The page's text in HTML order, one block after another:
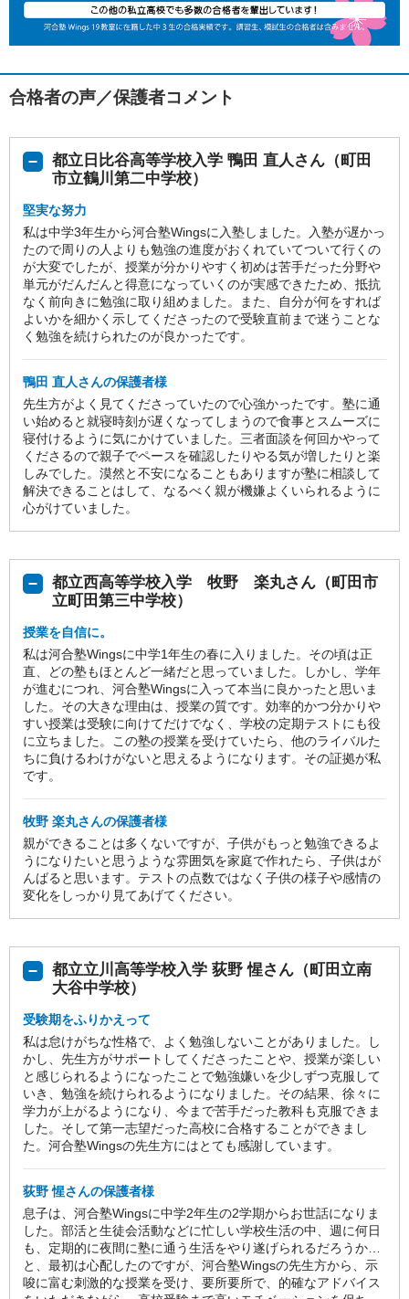
合格者の声／保護者コメント
都立日比谷高等学校入学 鴨田 直人さん（町田
市立鶴川第二中学校）
堅実な努力
私は中学3年生から河合塾Wingsに入塾しました。入塾が遅かっ
たので周りの人よりも勉強の進度がおくれていてついて行くの
が大変でしたが、授業が分かりやすく初めは苦手だった分野や
単元がだんだんと得意になっていくのが実感できたため、抵抗
なく前向きに勉強に取り組めました。また、自分が何をすれば
よいかを細かく示してくださったので受験直前まで迷うことな
く勉強を続けられたのが良かったです。
鴨田 直人さんの保護者様
先生方がよく見てくださっていたので心強かったです。塾に通
い始めると就寝時刻が遅くなってしまうので食事とスムーズに
寝付けるように気にかけていました。三者面談を何回かやって
くださるので親子でペースを確認したりやる気が増したりと楽
しみでした。漠然と不安になることもありますが塾に相談して
解決できることはして、なるべく親が機嫌よくいられるように
心がけていました。
都立西高等学校入学 牧野 楽丸さん（町田市
立町田第三中学校）
授業を自信に。
私は河合塾Wingsに中学1年生の春に入りました。その頃は正
直、どの塾もほとんど一緒だと思っていました。しかし、学年
が進むにつれ、河合塾Wingsに入って本当に良かったと思いま
した。その大きな理由は、授業の質です。効率的かつ分かりや
すい授業は受験に向けてだけでなく、学校の定期テストにも役
に立ちました。この塾の授業を受けていたら、他のライバルた
ちに負けるわけがないと思えるようになります。その証拠が私
です。
牧野 楽丸さんの保護者様
親ができることは多くないですが、子供がもっと勉強できるよ
うになりたいと思うような雰囲気を家庭で作れたら、子供はが
んばると思います。テストの点数ではなく子供の様子や感情の
変化をしっかり見てあげてください。
都立立川高等学校入学 荻野 惺さん（町田立南
大谷中学校）
受験期をふりかえって
私は怠けがちな性格で、よく勉強しないことがありました。し
かし、先生方がサポートしてくださったことや、授業が楽しい
と感じられるようになったことで勉強嫌いを少しずつ克服して
いき、勉強を続けられるようになりました。その結果、徐々に
学力が上がるようになり、今まで苦手だった教科も克服できま
した。そして第一志望だった高校に合格することができまし
た。河合塾Wingsの先生方にはとても感謝しています。
荻野 惺さんの保護者様
息子は、河合塾Wingsに中学2年生の2学期からお世話になりま
した。部活と生徒会活動などに忙しい学校生活の中、週に何日
も、定期的に夜間に塾に通う生活をやり遂げられるだろうか…
と、最初は心配したのですが、河合塾Wingsの先生方から、示
唆に富む刺激的な授業を受け、要所要所で、的確なアドバイス